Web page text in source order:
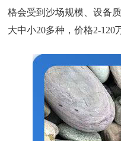
格会受到沙场规模、设备
大中小20多种，价格2-120